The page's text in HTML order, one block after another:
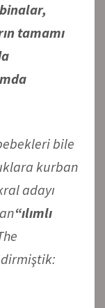
tamamı
bile
kurban
adayı
“ılımlı